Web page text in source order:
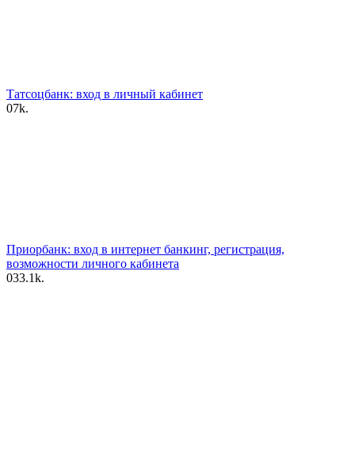
Татсоцбанк: вход в личный кабинет
07k.
Приорбанк: вход в интернет банкинг, регистрация,
возможности личного кабинета
033.1k.